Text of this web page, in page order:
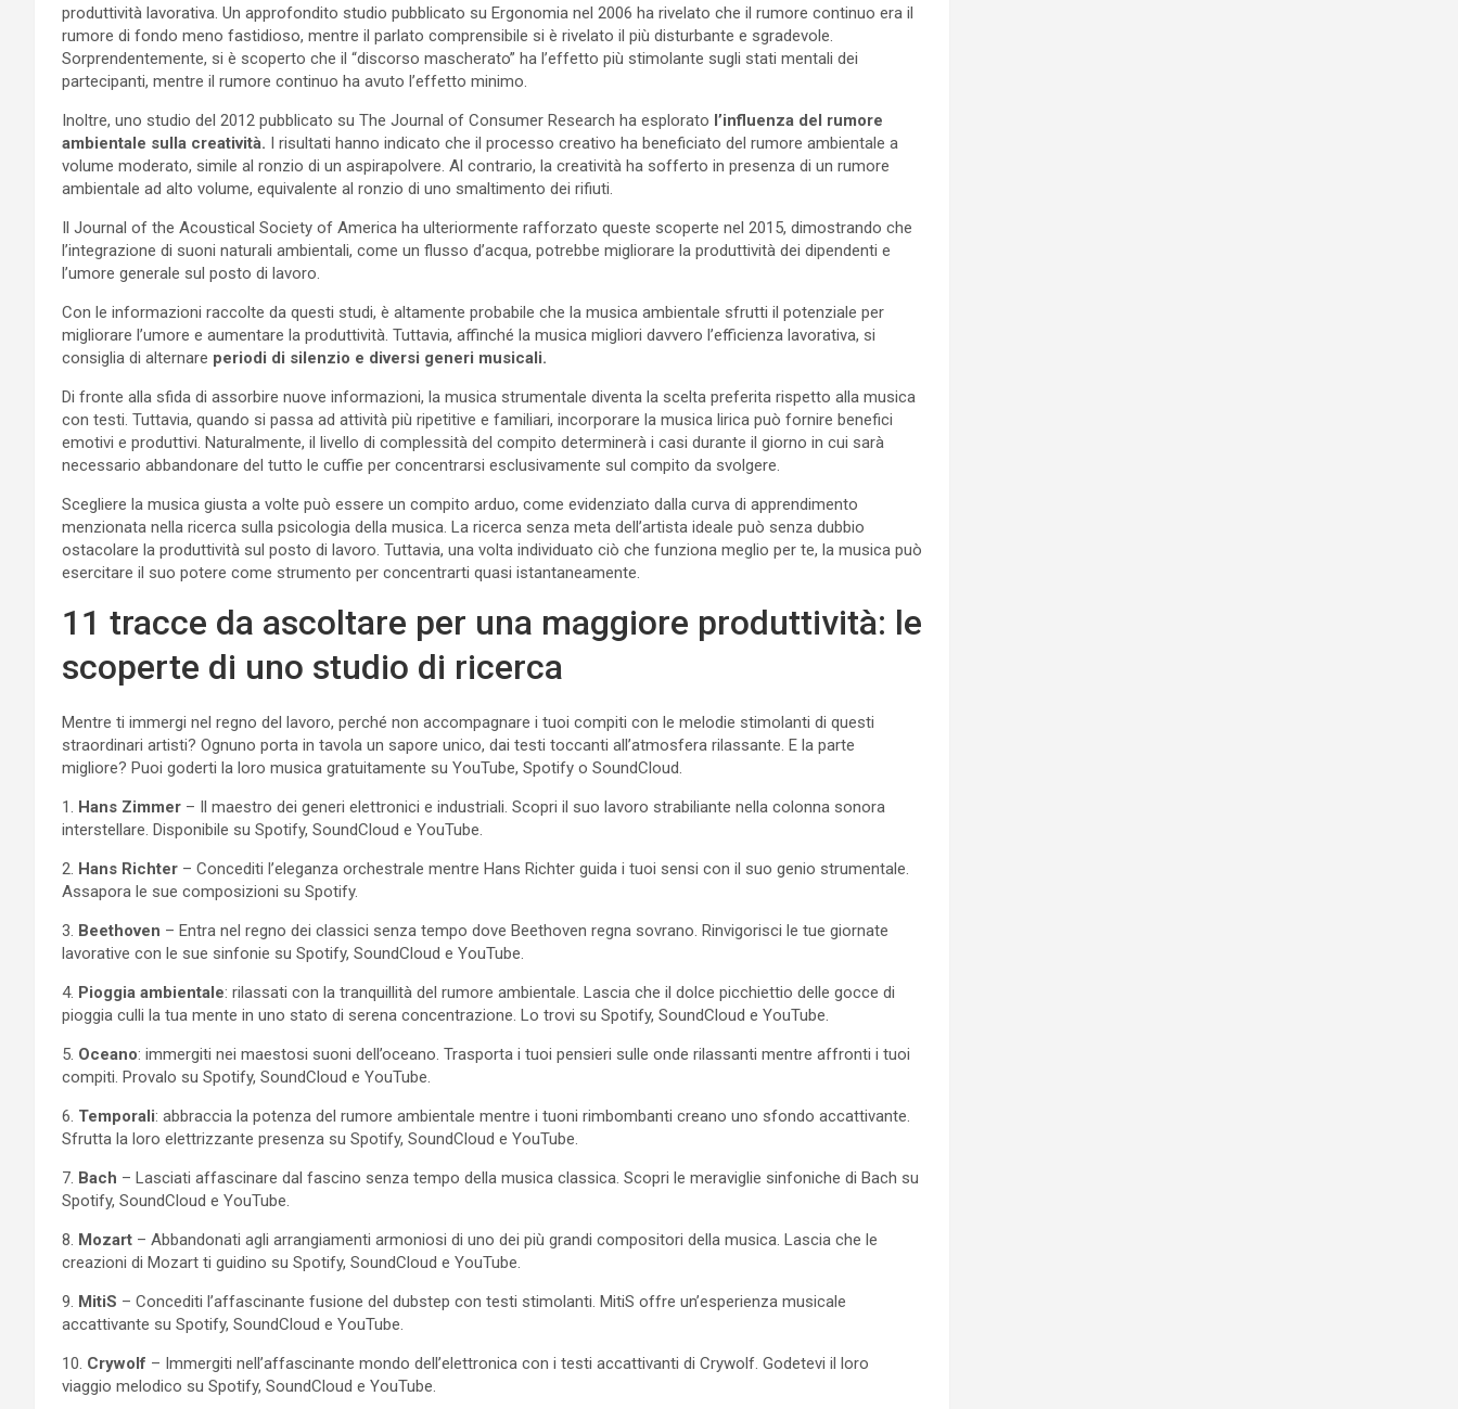
produttività lavorativa. Un approfondito studio pubblicato su Ergonomia nel 2006 ha rivelato che il rumore continuo era il
rumore di fondo meno fastidioso, mentre il parlato comprensibile si è rivelato il più disturbante e sgradevole.
Sorprendentemente, si è scoperto che il “discorso mascherato” ha l’effetto più stimolante sugli stati mentali dei
partecipanti, mentre il rumore continuo ha avuto l’effetto minimo.
Inoltre, uno studio del 2012 pubblicato su The Journal of Consumer Research ha esplorato l’influenza del rumore
ambientale sulla creatività. I risultati hanno indicato che il processo creativo ha beneficiato del rumore ambientale a
volume moderato, simile al ronzio di un aspirapolvere. Al contrario, la creatività ha sofferto in presenza di un rumore
ambientale ad alto volume, equivalente al ronzio di uno smaltimento dei rifiuti.
Il Journal of the Acoustical Society of America ha ulteriormente rafforzato queste scoperte nel 2015, dimostrando che
l’integrazione di suoni naturali ambientali, come un flusso d’acqua, potrebbe migliorare la produttività dei dipendenti e
l’umore generale sul posto di lavoro.
Con le informazioni raccolte da questi studi, è altamente probabile che la musica ambientale sfrutti il potenziale per
migliorare l’umore e aumentare la produttività. Tuttavia, affinché la musica migliori davvero l’efficienza lavorativa, si
consiglia di alternare periodi di silenzio e diversi generi musicali.
Di fronte alla sfida di assorbire nuove informazioni, la musica strumentale diventa la scelta preferita rispetto alla musica
con testi. Tuttavia, quando si passa ad attività più ripetitive e familiari, incorporare la musica lirica può fornire benefici
emotivi e produttivi. Naturalmente, il livello di complessità del compito determinerà i casi durante il giorno in cui sarà
necessario abbandonare del tutto le cuffie per concentrarsi esclusivamente sul compito da svolgere.
Scegliere la musica giusta a volte può essere un compito arduo, come evidenziato dalla curva di apprendimento
menzionata nella ricerca sulla psicologia della musica. La ricerca senza meta dell’artista ideale può senza dubbio
ostacolare la produttività sul posto di lavoro. Tuttavia, una volta individuato ciò che funziona meglio per te, la musica può
esercitare il suo potere come strumento per concentrarti quasi istantaneamente.
11 tracce da ascoltare per una maggiore produttività: le
scoperte di uno studio di ricerca
Mentre ti immergi nel regno del lavoro, perché non accompagnare i tuoi compiti con le melodie stimolanti di questi
straordinari artisti? Ognuno porta in tavola un sapore unico, dai testi toccanti all’atmosfera rilassante. E la parte
migliore? Puoi goderti la loro musica gratuitamente su YouTube, Spotify o SoundCloud.
1. Hans Zimmer – Il maestro dei generi elettronici e industriali. Scopri il suo lavoro strabiliante nella colonna sonora
interstellare. Disponibile su Spotify, SoundCloud e YouTube.
2. Hans Richter – Concediti l’eleganza orchestrale mentre Hans Richter guida i tuoi sensi con il suo genio strumentale.
Assapora le sue composizioni su Spotify.
3. Beethoven – Entra nel regno dei classici senza tempo dove Beethoven regna sovrano. Rinvigorisci le tue giornate
lavorative con le sue sinfonie su Spotify, SoundCloud e YouTube.
4. Pioggia ambientale: rilassati con la tranquillità del rumore ambientale. Lascia che il dolce picchiettio delle gocce di
pioggia culli la tua mente in uno stato di serena concentrazione. Lo trovi su Spotify, SoundCloud e YouTube.
5. Oceano: immergiti nei maestosi suoni dell’oceano. Trasporta i tuoi pensieri sulle onde rilassanti mentre affronti i tuoi
compiti. Provalo su Spotify, SoundCloud e YouTube.
6. Temporali: abbraccia la potenza del rumore ambientale mentre i tuoni rimbombanti creano uno sfondo accattivante.
Sfrutta la loro elettrizzante presenza su Spotify, SoundCloud e YouTube.
7. Bach – Lasciati affascinare dal fascino senza tempo della musica classica. Scopri le meraviglie sinfoniche di Bach su
Spotify, SoundCloud e YouTube.
8. Mozart – Abbandonati agli arrangiamenti armoniosi di uno dei più grandi compositori della musica. Lascia che le
creazioni di Mozart ti guidino su Spotify, SoundCloud e YouTube.
9. MitiS – Concediti l’affascinante fusione del dubstep con testi stimolanti. MitiS offre un’esperienza musicale
accattivante su Spotify, SoundCloud e YouTube.
10. Crywolf – Immergiti nell’affascinante mondo dell’elettronica con i testi accattivanti di Crywolf. Godetevi il loro
viaggio melodico su Spotify, SoundCloud e YouTube.